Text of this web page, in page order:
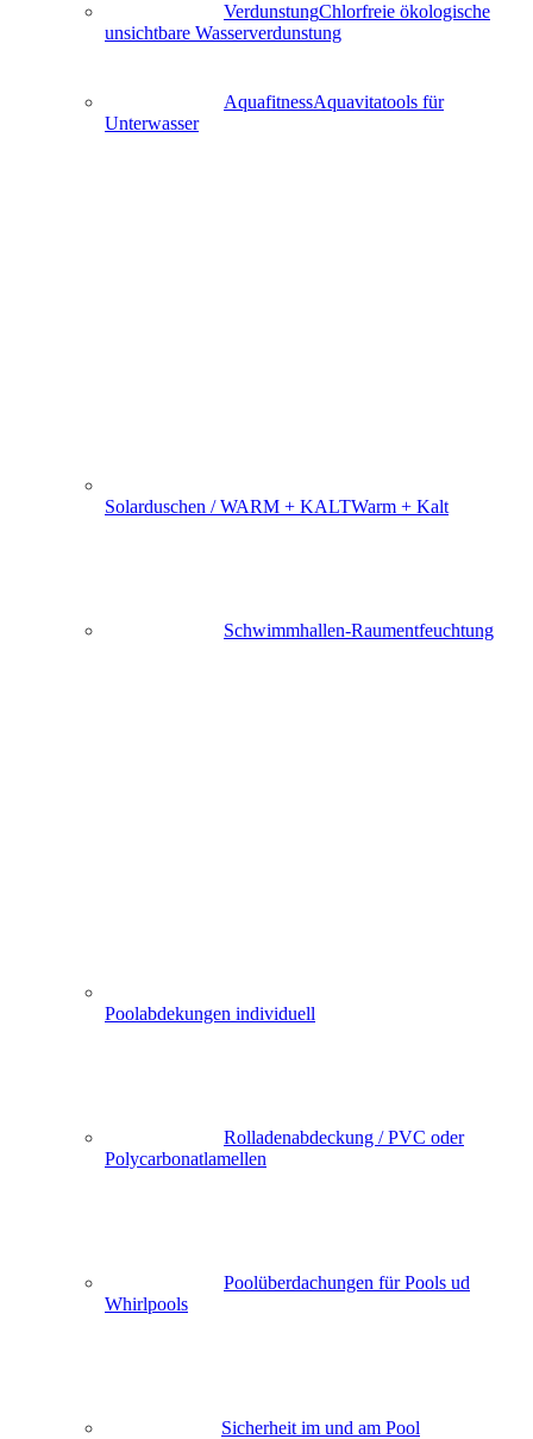
VerdunstungChlorfreie ökologische
unsichtbare Wasserverdunstung
AquafitnessAquavitatools für
Unterwasser
Solarduschen / WARM + KALTWarm + Kalt
Schwimmhallen-Raumentfeuchtung
Poolabdekungen individuell
Rolladenabdeckung / PVC oder
Polycarbonatlamellen
Poolüberdachungen für Pools ud
Whirlpools
Sicherheit im und am Pool